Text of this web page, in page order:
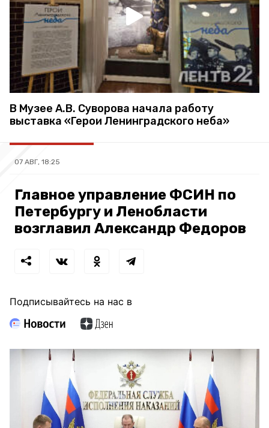
В Музее А.В. Суворова начала работу
выставка «Герои Ленинградского неба»
07 АВГ, 18:25
Главное управление ФСИН по
Петербургу и Ленобласти
возглавил Александр Федоров
Подписывайтесь на нас в